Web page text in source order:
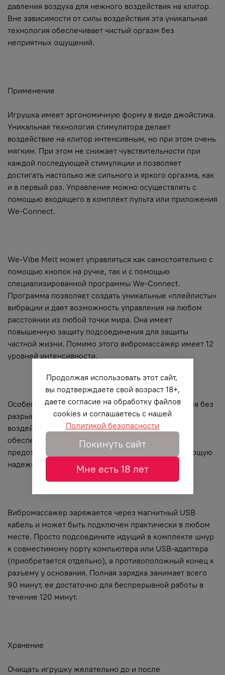
давления воздуха для нежного воздействия на клитор.
Вне зависимости от силы воздействия эта уникальная
технология обеспечивает чистый оргазм без
неприятных ощущений.
Применение
Игрушка имеет эргономичную форму в виде джойстика.
Уникальная технология стимулятора делает
воздействие на клитор интенсивным, но при этом очень
мягким. При этом не снижает чувствительности при
каждой последующей стимуляции и позволяет
достигать настолько же сильного и яркого оргазма, как
и в первый раз. Управление можно осуществлять с
помощью входящего в комплект пульта или приложения
We-Connect.
We-Vibe Melt может управляться как самостоятельно с
помощью кнопок на ручке, так и с помощью
специализированной программы We-Connect.
Программа позволяет создать уникальные «плейлисты»
вибрации и дает возможность управления на любом
расстоянии из любой точки мира. Она имеет
повышенную защиту подсоединения для защиты
частной жизни. Помимо этого вибромассажер имеет 12
уровней интенсивности.
Особенностью этой модели стала новая программа без
разрывов соединения и увеличенной мощностью
воздействия. Защищенное соединение Bluetooth
обеспечивает повышенную безопасность,
предотвращающую другие сигналы и обеспечивающую
надежность вашего коннекта.
Вибромассажер заряжается через магнитный USB
кабель и может быть подключен практически в любом
месте. Просто подсоедините идущий в комплекте шнур
к совместимому порту компьютера или USB-адаптера
(приобретается отдельно), а противоположный конец к
разъему у основания. Полная зарядка занимает всего
90 минут, ее достаточно для беспрерывной работы в
течение 120 минут.
Хранение
Очищать игрушку желательно до и после
Продолжая использовать этот сайт,
вы подтверждаете свой возраст 18+,
даете согласие на обработку файлов
cookies и соглашаетесь с нашей
Политикой безопасности
Покинуть сайт
Мне есть 18 лет